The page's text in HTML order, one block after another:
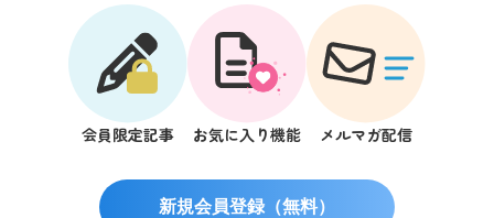
会員限定記事 お気に入り機能 メルマガ配信
新規会員登録（無料）